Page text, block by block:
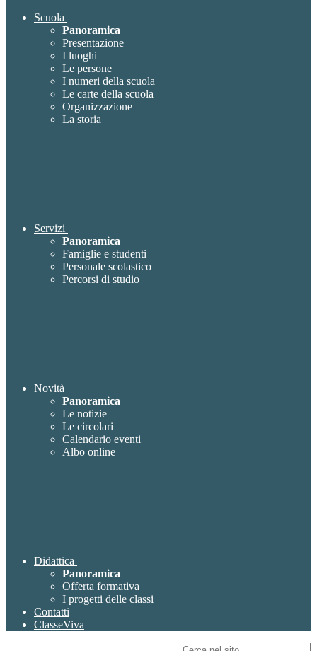
Scuola
Panoramica
Presentazione
I luoghi
Le persone
I numeri della scuola
Le carte della scuola
Organizzazione
La storia
Servizi
Panoramica
Famiglie e studenti
Personale scolastico
Percorsi di studio
Novità
Panoramica
Le notizie
Le circolari
Calendario eventi
Albo online
Didattica
Panoramica
Offerta formativa
I progetti delle classi
Contatti
ClasseViva